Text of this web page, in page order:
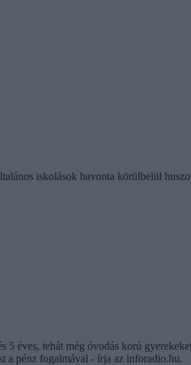
iskolások havonta körülbelül
5 éves, tehát még óvodás korú
a pénz fogalmával - írja az inforadio.hu.